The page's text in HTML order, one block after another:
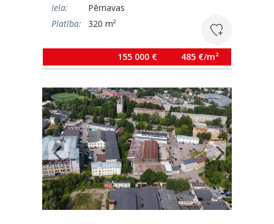
Iela:
Pērnavas
Platība:
320 m²
155 000 € 485 €/m²